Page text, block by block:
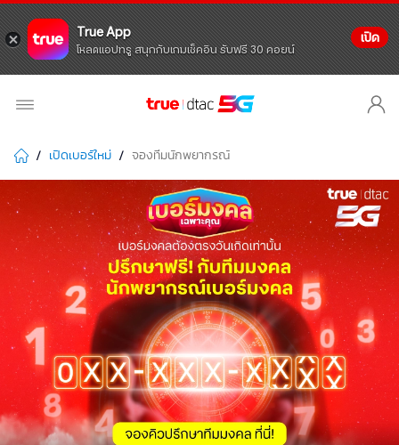
True App
โหลดแอปทรู สนุกกับเกมเช็คอิน รับฟรี 30 คอยน์
เปิด
เปิดเบอร์ใหม่ จองทีมนักพยากรณ์